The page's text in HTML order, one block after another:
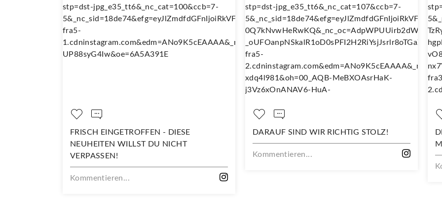
FRISCH EINGETROFFEN - DIESE
NEUHEITEN WILLST DU NICHT
VERPASSEN!
Kommentieren...
DARAUF SIND WIR RICHTIG STOLZ!
Kommentieren...
DEIN
MIT